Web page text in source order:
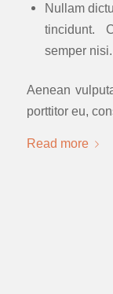
Nullam
tincidunt.
semper nisi.
Aenean
porttitor eu,
Read more